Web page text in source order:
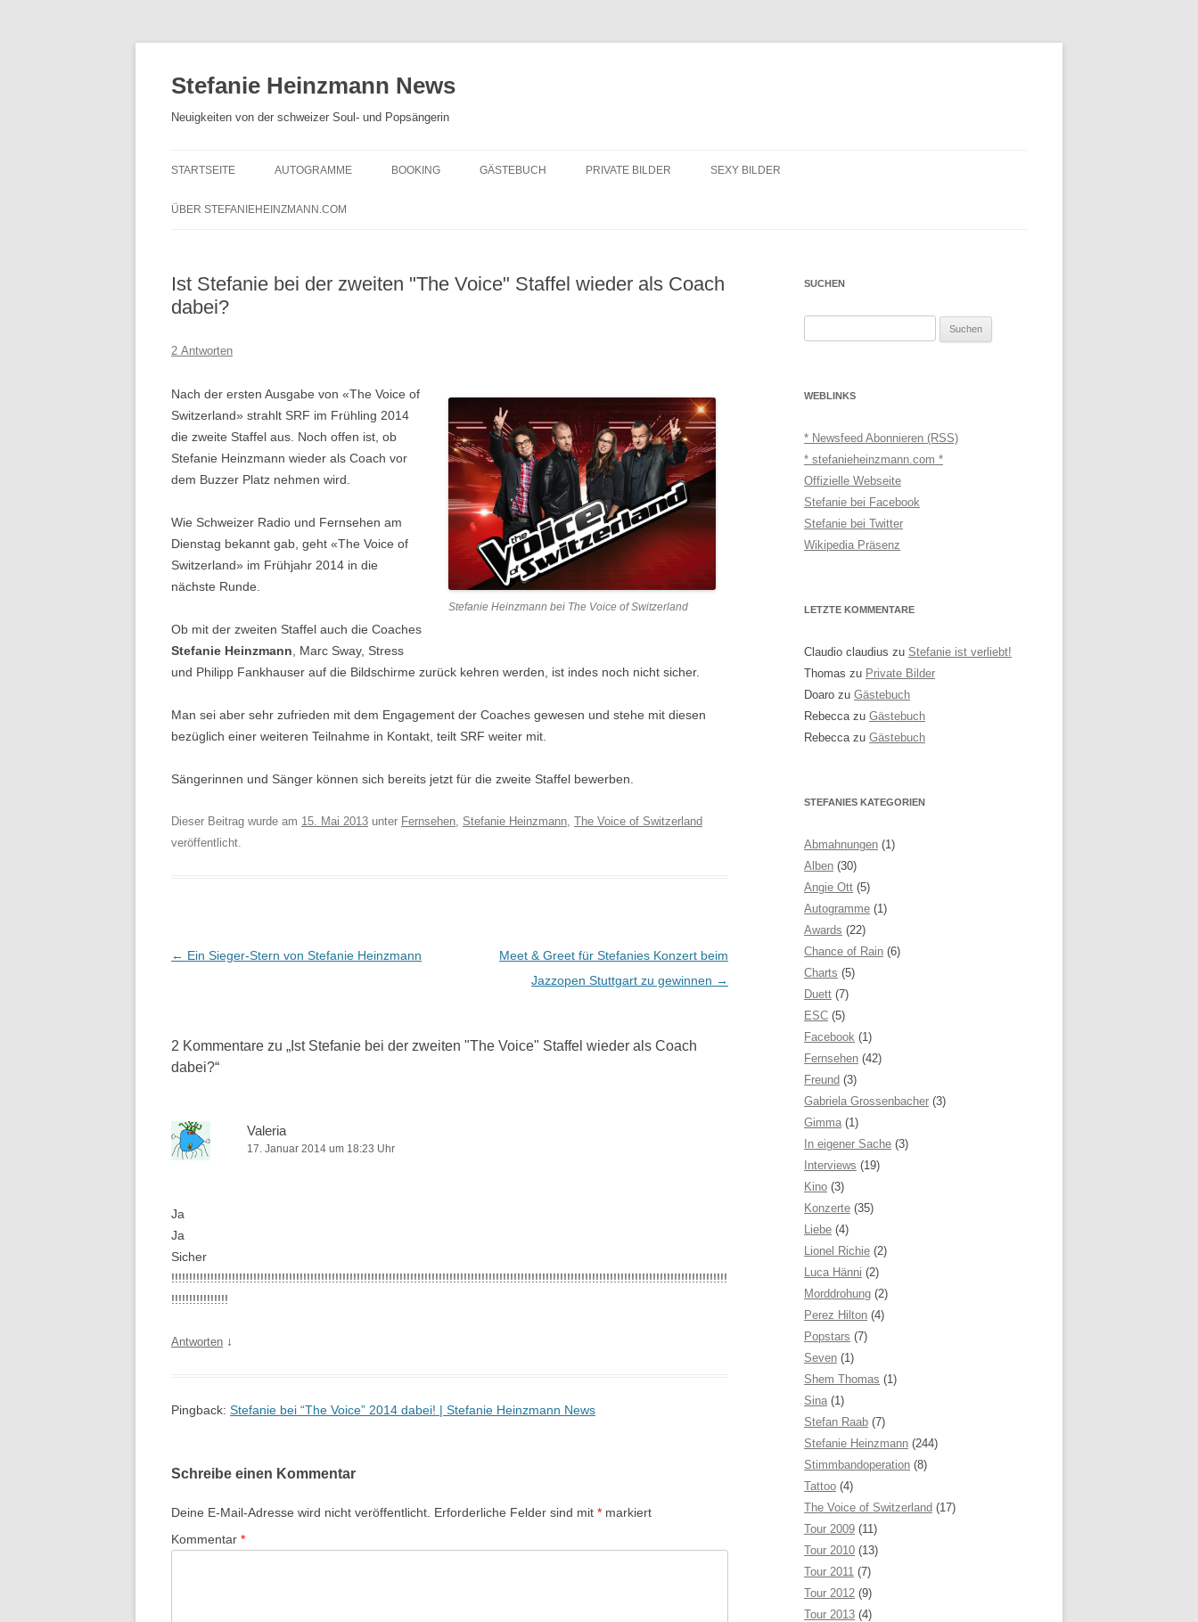
Stefanie Heinzmann News
Neuigkeiten von der schweizer Soul- und Popsängerin
STARTSEITE AUTOGRAMME BOOKING GÄSTEBUCH PRIVATE BILDER SEXY BILDER
ÜBER STEFANIEHEINZMANN.COM
Ist Stefanie bei der zweiten "The Voice" Staffel wieder als Coach
dabei?
2 Antworten
Stefanie Heinzmann bei The Voice of Switzerland
Nach der ersten Ausgabe von «The Voice of
Switzerland» strahlt SRF im Frühling 2014
die zweite Staffel aus. Noch offen ist, ob
Stefanie Heinzmann wieder als Coach vor
dem Buzzer Platz nehmen wird.
Wie Schweizer Radio und Fernsehen am
Dienstag bekannt gab, geht «The Voice of
Switzerland» im Frühjahr 2014 in die
nächste Runde.
Ob mit der zweiten Staffel auch die Coaches
Stefanie Heinzmann , Marc Sway, Stress
und Philipp Fankhauser auf die Bildschirme zurück kehren werden, ist indes noch nicht sicher.
Man sei aber sehr zufrieden mit dem Engagement der Coaches gewesen und stehe mit diesen
bezüglich einer weiteren Teilnahme in Kontakt, teilt SRF weiter mit.
Sängerinnen und Sänger können sich bereits jetzt für die zweite Staffel bewerben.
Dieser Beitrag wurde am 15. Mai 2013 unter Fernsehen, Stefanie Heinzmann, The Voice of Switzerland
veröffentlicht.
Beitragsnavigation
← Ein Sieger-Stern von Stefanie Heinzmann
Meet & Greet für Stefanies Konzert beim
Jazzopen Stuttgart zu gewinnen →
2 Kommentare zu „ Ist Stefanie bei der zweiten "The Voice" Staffel wieder als Coach
dabei?“
Valeria
17. Januar 2014 um 18:23 Uhr
Ja
Ja
Sicher
!!!!!!!!!!!!!!!!!!!!!!!!!!!!!!!!!!!!!!!!!!!!!!!!!!!!!!!!!!!!!!!!!!!!!!!!!!!!!!!!!!!!!!!!!!!!!!!!!!!!!!!!!!!!!!!!!!!!!!!!!!!!!!!!!!!!!!!!!!!!!!!!!!!!!!!!!!!!
!!!!!!!!!!!!!!!!
Antworten ↓
Pingback: Stefanie bei “The Voice” 2014 dabei! | Stefanie Heinzmann News
Schreibe einen Kommentar
Deine E-Mail-Adresse wird nicht veröffentlicht. Erforderliche Felder sind mit * markiert
Kommentar *
SUCHEN
WEBLINKS
* Newsfeed Abonnieren (RSS)
* stefanieheinzmann.com *
Offizielle Webseite
Stefanie bei Facebook
Stefanie bei Twitter
Wikipedia Präsenz
LETZTE KOMMENTARE
Claudio claudius zu Stefanie ist verliebt!
Thomas zu Private Bilder
Doaro zu Gästebuch
Rebeccazu Gästebuch
Rebeccazu Gästebuch
STEFANIES KATEGORIEN
Abmahnungen (1)
Alben (30)
Angie Ott (5)
Autogramme (1)
Awards (22)
Chance of Rain (6)
Charts (5)
Duett (7)
ESC (5)
Facebook (1)
Fernsehen (42)
Freund (3)
Gabriela Grossenbacher (3)
Gimma (1)
In eigener Sache (3)
Interviews (19)
Kino (3)
Konzerte (35)
Liebe (4)
Lionel Richie (2)
Luca Hänni (2)
Morddrohung (2)
Perez Hilton (4)
Popstars (7)
Seven (1)
Shem Thomas (1)
Sina (1)
Stefan Raab (7)
Stefanie Heinzmann (244)
Stimmbandoperation (8)
Tattoo (4)
The Voice of Switzerland (17)
Tour 2009 (11)
Tour 2010 (13)
Tour 2011 (7)
Tour 2012 (9)
Tour 2013 (4)